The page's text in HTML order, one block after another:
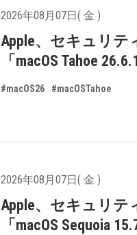
2026年08月07日( 金 )
Apple、セキュリテ
「macOS Tahoe
#macOS26 #macOSTahoe
2026年08月07日( 金 )
Apple、セキュリテ
「macOS Sequoia